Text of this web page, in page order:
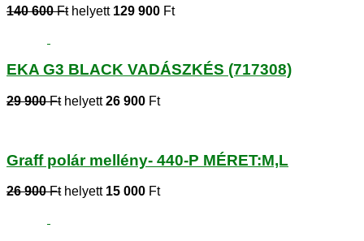
140 600 Fthelyett 129 900 Ft
EKA G3 BLACK VADÁSZKÉS (717308)
29 900 Fthelyett26 900 Ft
Graff polár mellény- 440-P MÉRET:M,L
26 900 Fthelyett 15 000 Ft